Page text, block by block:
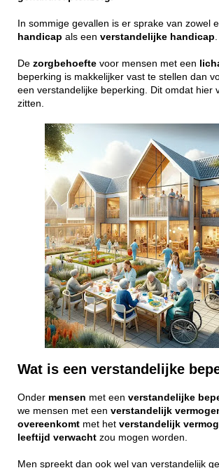
In sommige gevallen is er sprake van zowel
handicap als een verstandelijke handicap
De zorgbehoefte voor mensen met een
beperking is makkelijker vast te stellen dan
een verstandelijke beperking. Dit omdat hier
zitten.
Wat is een verstandelijke
Onder mensen met een verstandelijke
we mensen met een verstandelijk
overeenkomt met het verstandelijk
leeftijd verwacht zou mogen worden.
Men spreekt dan ook wel van verstandelijk